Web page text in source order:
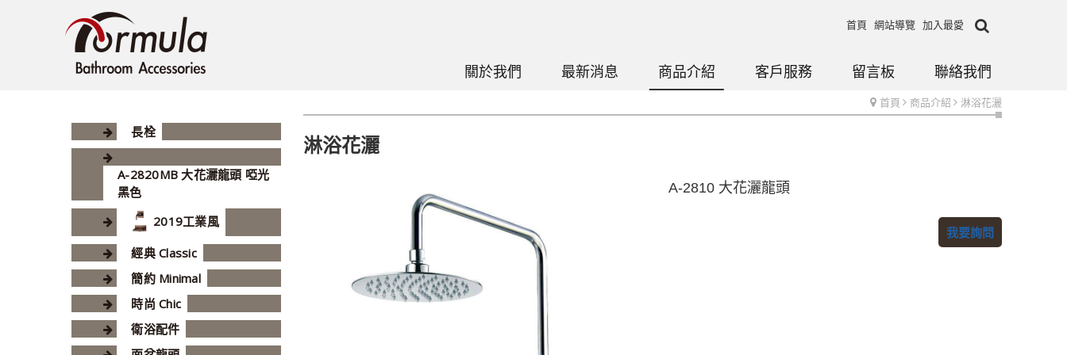
首頁 網站導覽 加入最愛
關於我們 最新消息 商品介紹 客戶服務 留言板 聯絡我們
首頁 商品介紹 淋浴花灑
長栓
A-2820MB 大花灑龍頭 啞光
黑色
2019工業風
經典 Classic
簡約 Minimal
時尚 Chic
衛浴配件
淋浴花灑
A-2810 大花灑龍頭
我要詢問